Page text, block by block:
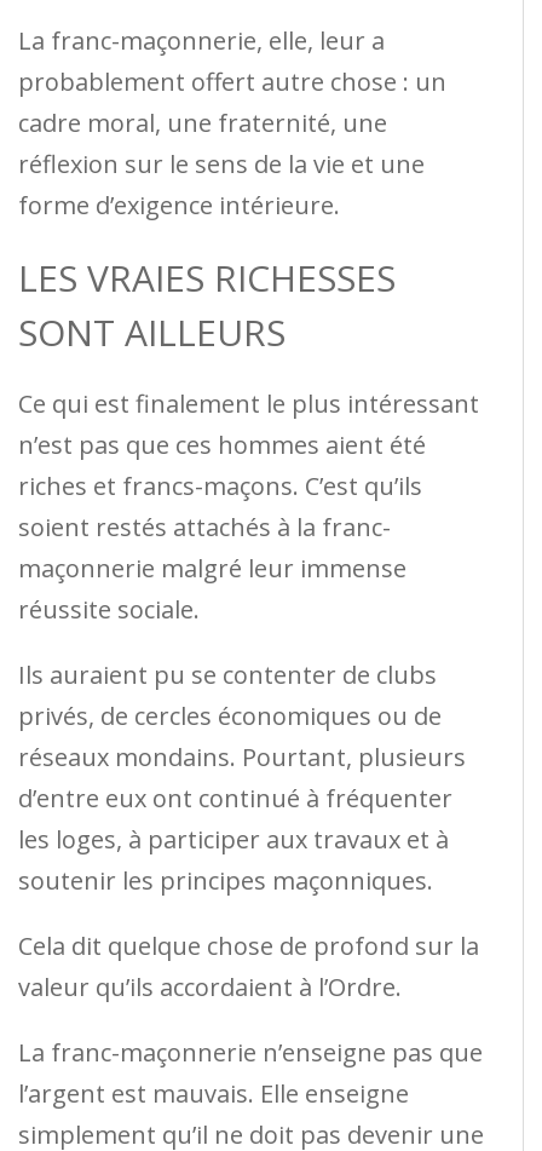
La franc-maçonnerie, elle, leur a
probablement offert autre chose : un
cadre moral, une fraternité, une
réflexion sur le sens de la vie et une
forme d’exigence intérieure.
LES VRAIES RICHESSES
SONT AILLEURS
Ce qui est finalement le plus intéressant
n’est pas que ces hommes aient été
riches et francs-maçons. C’est qu’ils
soient restés attachés à la franc-
maçonnerie malgré leur immense
réussite sociale.
Ils auraient pu se contenter de clubs
privés, de cercles économiques ou de
réseaux mondains. Pourtant, plusieurs
d’entre eux ont continué à fréquenter
les loges, à participer aux travaux et à
soutenir les principes maçonniques.
Cela dit quelque chose de profond sur la
valeur qu’ils accordaient à l’Ordre.
La franc-maçonnerie n’enseigne pas que
l’argent est mauvais. Elle enseigne
simplement qu’il ne doit pas devenir une